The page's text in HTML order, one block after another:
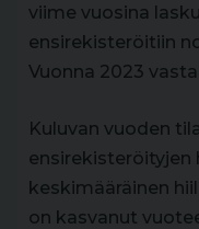
viime vuosina
ensirekisteröitiin
Vuonna 2023
Kuluvan vuoden
ensirekisteröityjen
keskimääräinen
on kasvanut